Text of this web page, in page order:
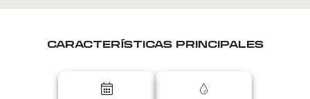
CARACTERÍSTICAS PRINCIPALES